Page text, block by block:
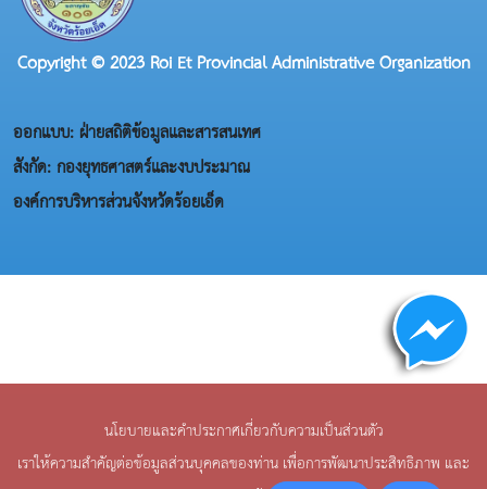
Copyright © 2023 Roi Et Provincial Administrative Organization
ออกแบบ: ฝ่ายสถิติข้อมูลและสารสนเทศ
สังกัด: กองยุทธศาสตร์และงบประมาณ
องค์การบริหารส่วนจังหวัดร้อยเอ็ด
นโยบายและคำประกาศเกี่ยวกับความเป็นส่วนตัว
เราให้ความสำคัญต่อข้อมูลส่วนบุคคลของท่าน เพื่อการพัฒนาประสิทธิภาพ และ